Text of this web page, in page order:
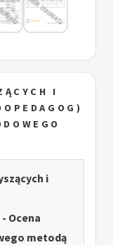
I
i
Ocena
metodą